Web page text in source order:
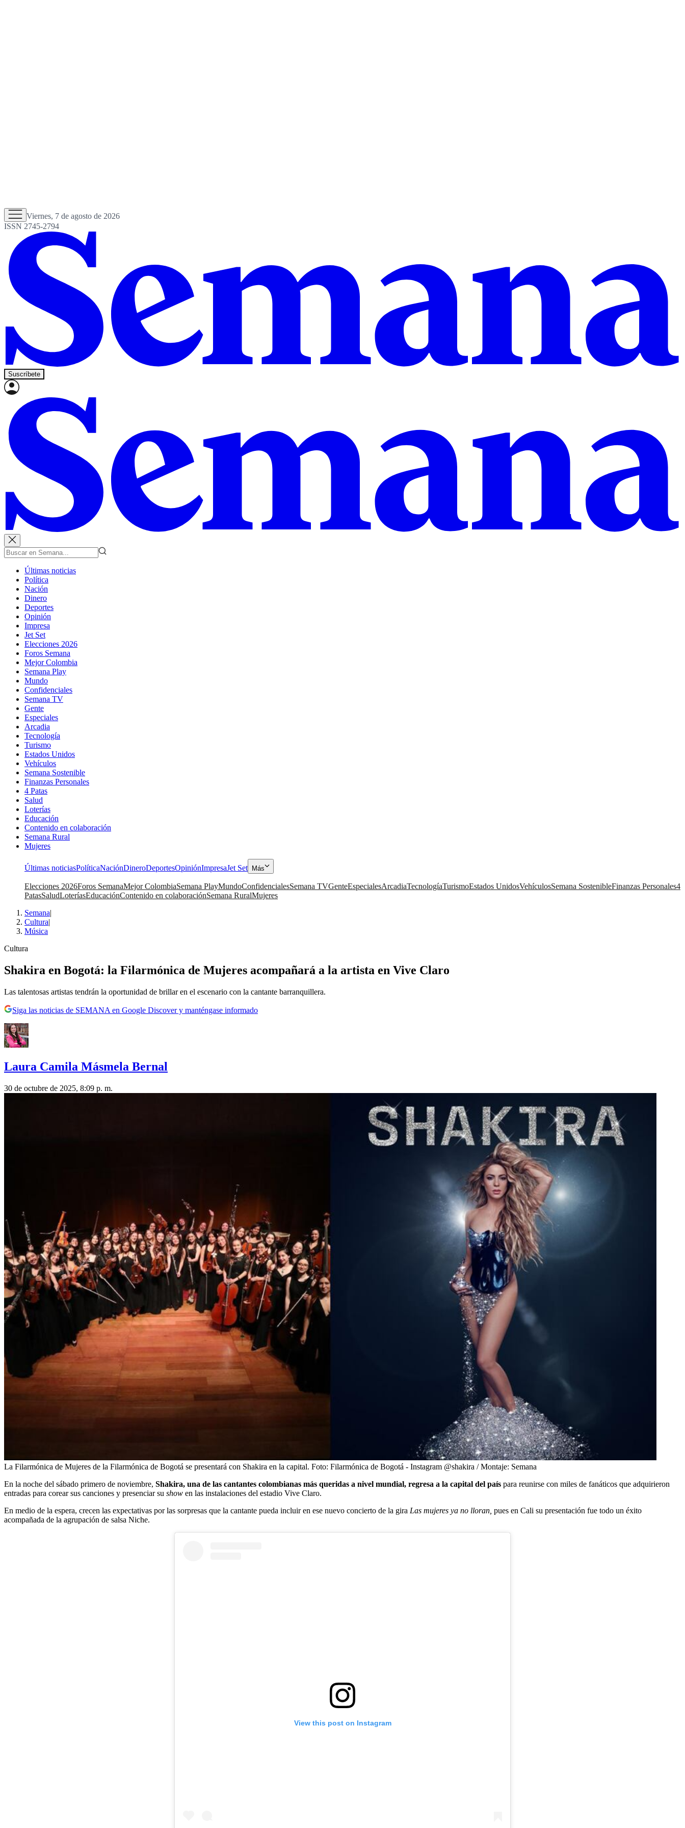
Viernes, 7 de agosto de 2026
ISSN 2745-2794
Suscríbete
Últimas noticias
Política
Nación
Dinero
Deportes
Opinión
Impresa
Jet Set
Elecciones 2026
Foros Semana
Mejor Colombia
Semana Play
Mundo
Confidenciales
Semana TV
Gente
Especiales
Arcadia
Tecnología
Turismo
Estados Unidos
Vehículos
Semana Sostenible
Finanzas Personales
4 Patas
Salud
Loterías
Educación
Contenido en colaboración
Semana Rural
Mujeres
Últimas noticiasPolíticaNaciónDineroDeportesOpiniónImpresaJet Set Más
Elecciones 2026Foros SemanaMejor ColombiaSemana PlayMundoConfidencialesSemana TVGenteEspecialesArcadiaTecnologíaTurismoEstados UnidosVehículosSemana SostenibleFinanzas Personales4
PatasSaludLoteríasEducaciónContenido en colaboraciónSemana RuralMujeres
Semana|
Cultura|
Música
Cultura
Shakira en Bogotá: la Filarmónica de Mujeres acompañará a la artista en Vive Claro
Las talentosas artistas tendrán la oportunidad de brillar en el escenario con la cantante barranquillera.
Siga las noticias de SEMANA en Google Discover y manténgase informado
Laura Camila Másmela Bernal
30 de octubre de 2025, 8:09 p. m.
La Filarmónica de Mujeres de la Filarmónica de Bogotá se presentará con Shakira en la capital. Foto: Filarmónica de Bogotá - Instagram @shakira / Montaje: Semana
En la noche del sábado primero de noviembre, Shakira, una de las cantantes colombianas más queridas a nivel mundial, regresa a la capital del país para reunirse con miles de fanáticos que adquirieron
entradas para corear sus canciones y presenciar su show en las instalaciones del estadio Vive Claro.
En medio de la espera, crecen las expectativas por las sorpresas que la cantante pueda incluir en ese nuevo concierto de la gira Las mujeres ya no lloran, pues en Cali su presentación fue todo un éxito
acompañada de la agrupación de salsa Niche.
View this post on Instagram